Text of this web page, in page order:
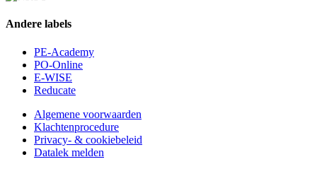
Andere labels
PE-Academy
PO-Online
E-WISE
Reducate
Algemene voorwaarden
Klachtenprocedure
Privacy- & cookiebeleid
Datalek melden